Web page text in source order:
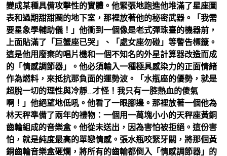
變成某種具備攻擊性的實體。他緊張地跑進他堆滿了星座圖
表和過期甜甜圈的地下室，那裡放著他的秘密武器。「我需
要星象學輔助儀！」他衝到一個像是老式彈珠臺的機器前，
上面貼滿了「巨蟹座已哭」、「處女座勿碰」等警告標籤。
這是他用廢棄的唱片機和一個不知名的外星計算器改造而成
的「情感調節器」。他必須輸入一種極具感染力的正面情緒
作為燃料，來抵抗那負面的運勢波。「水瓶座的優勢，就是
超脫一切的理性與冷靜…才怪！我只有一腔熱血的傻氣
啊！」他絕望地低吼。他看了一眼腳邊。那裡放著一個他為
林天秤準備了兩年的禮物：一個用一萬塊小小的天秤座黃銅
齒輪組成的音樂盒。他從未送出，因為害怕被拒絕。這份害
怕，就是純度最高的單戀情感。張水瓶咬緊牙關，將那個黃
銅齒輪音樂盒砸爛，將所有的齒輪都倒入「情感調節器」的